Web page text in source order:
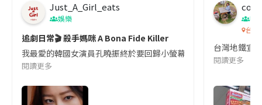
Just_A_Girl_eats
娛樂
追劇日常🎬 殺手媽咪 A Bona Fide Killer
我最愛的韓國女演員孔曉振終於要回歸小螢幕啦!這次的劇本改編
閱讀更多
co
吹
台灣
台灣地鐵宣
閱讀更多